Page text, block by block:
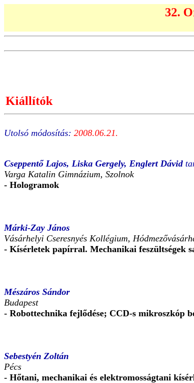
32.
Kiállítók
Utolsó módosítás: 2008.06.21.
Cseppentő Lajos, Liska Gergely, Englert Dávid
Varga Katalin Gimnázium, Szolnok
- Hologramok
Márki-Zay János
Vásárhelyi Cseresnyés Kollégium,
- Kísérletek papírral. Mechanikai feszültségek
Mészáros Sándor
Budapest
- Robottechnika fejlődése; CCD-s mikroszkóp
Sebestyén Zoltán
Pécs
- Hőtani, mechanikai és elektromosságtani